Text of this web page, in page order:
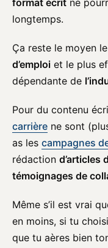
format écrit ne
longtemps.
Ça reste le moyen
d’emploi et le plus
dépendante de
Pour du contenu
carrière ne sont
as les campagnes
rédaction d’articles
témoignages de
Même s’il est vrai
en moins, si tu
que tu aères bien